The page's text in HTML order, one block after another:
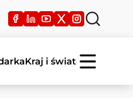
Kraj i świat